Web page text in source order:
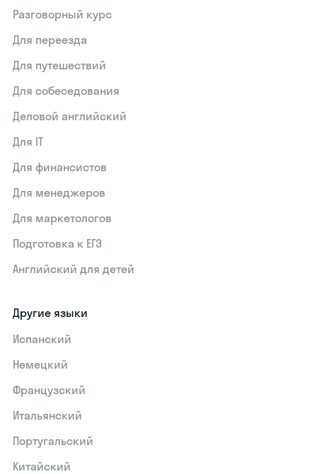
Разговорный курс
Для переезда
Для путешествий
Для собеседования
Деловой английский
Для IT
Для финансистов
Для менеджеров
Для маркетологов
Подготовка к ЕГЭ
Английский для детей
Другие языки
Испанский
Немецкий
Французский
Итальянский
Португальский
Китайский